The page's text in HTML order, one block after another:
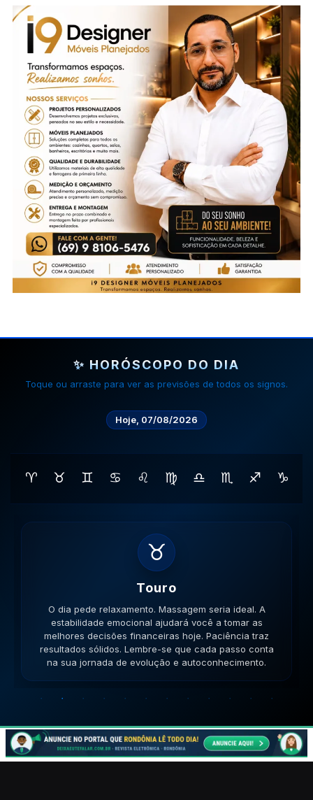
✨ HORÓSCOPO DO DIA
Toque ou arraste para ver as previsões de todos os signos.
Hoje, 07/08/2026
♈ ♉ ♊ ♋ ♌ ♍ ♎ ♏ ♐ ♑
♊
Gemeos
O dia pede movimento. Caminhe, corra, pedale. A
versatilidade é seu ponto forte; use-a para resolver
impasses de forma criativa. A versatilidade ajudará no
sucesso. Lembre-se que cada passo conta na sua
jornada de evolução e autoconhecimento.